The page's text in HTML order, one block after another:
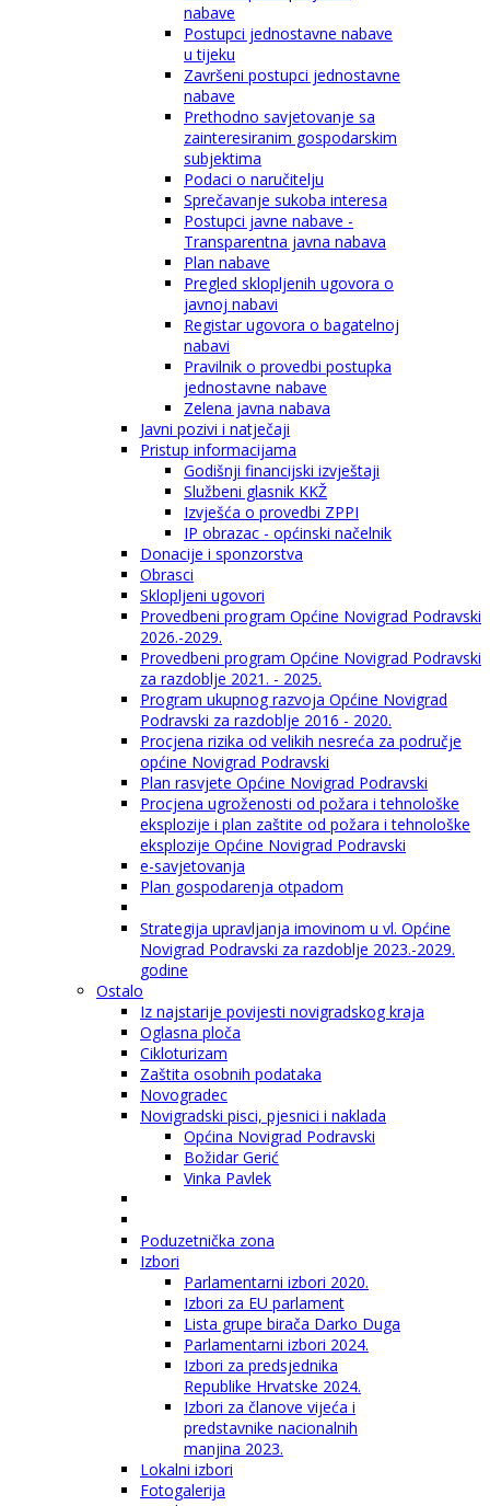
nabave
Postupci jednostavne nabave
u tijeku
Završeni postupci jednostavne
nabave
Prethodno savjetovanje sa
zainteresiranim gospodarskim
subjektima
Podaci o naručitelju
Sprečavanje sukoba interesa
Postupci javne nabave -
Transparentna javna nabava
Plan nabave
Pregled sklopljenih ugovora o
javnoj nabavi
Registar ugovora o bagatelnoj
nabavi
Pravilnik o provedbi postupka
jednostavne nabave
Zelena javna nabava
Javni pozivi i natječaji
Pristup informacijama
Godišnji financijski izvještaji
Službeni glasnik KKŽ
Izvješća o provedbi ZPPI
IP obrazac - općinski načelnik
Donacije i sponzorstva
Obrasci
Sklopljeni ugovori
Provedbeni program Općine Novigrad Podravski
2026.-2029.
Provedbeni program Općine Novigrad Podravski
za razdoblje 2021. - 2025.
Program ukupnog razvoja Općine Novigrad
Podravski za razdoblje 2016 - 2020.
Procjena rizika od velikih nesreća za područje
općine Novigrad Podravski
Plan rasvjete Općine Novigrad Podravski
Procjena ugroženosti od požara i tehnološke
eksplozije i plan zaštite od požara i tehnološke
eksplozije Općine Novigrad Podravski
e-savjetovanja
Plan gospodarenja otpadom
Strategija upravljanja imovinom u vl. Općine
Novigrad Podravski za razdoblje 2023.-2029.
godine
Ostalo
Iz najstarije povijesti novigradskog kraja
Oglasna ploča
Cikloturizam
Zaštita osobnih podataka
Novogradec
Novigradski pisci, pjesnici i naklada
Općina Novigrad Podravski
Božidar Gerić
Vinka Pavlek
Poduzetnička zona
Izbori
Parlamentarni izbori 2020.
Izbori za EU parlament
Lista grupe birača Darko Duga
Parlamentarni izbori 2024.
Izbori za predsjednika
Republike Hrvatske 2024.
Izbori za članove vijeća i
predstavnike nacionalnih
manjina 2023.
Lokalni izbori
Fotogalerija